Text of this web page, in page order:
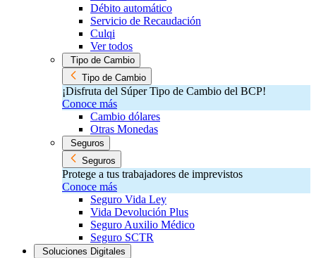
Débito automático
Servicio de Recaudación
Culqi
Ver todos
Tipo de Cambio
Tipo de Cambio
¡Disfruta del Súper Tipo de Cambio del BCP!​
Conoce más
Cambio dólares
Otras Monedas
Seguros
Seguros
Protege a tus trabajadores de imprevistos
Conoce más
Seguro Vida Ley
Vida Devolución Plus
Seguro Auxilio Médico
Seguro SCTR
Soluciones Digitales